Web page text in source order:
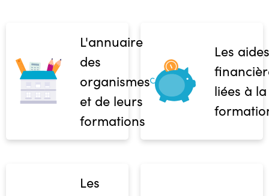
L'annuaire
des
organismes
et de leurs
formations
Les aides
liées à la
Les